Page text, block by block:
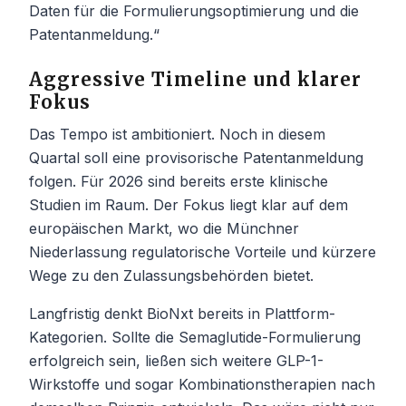
Daten für die Formulierungsoptimierung und die
Patentanmeldung.“
Aggressive Timeline und klarer
Fokus
Das Tempo ist ambitioniert. Noch in diesem
Quartal soll eine provisorische Patentanmeldung
folgen. Für 2026 sind bereits erste klinische
Studien im Raum. Der Fokus liegt klar auf dem
europäischen Markt, wo die Münchner
Niederlassung regulatorische Vorteile und kürzere
Wege zu den Zulassungsbehörden bietet.
Langfristig denkt BioNxt bereits in Plattform-
Kategorien. Sollte die Semaglutide-Formulierung
erfolgreich sein, ließen sich weitere GLP-1-
Wirkstoffe und sogar Kombinationstherapien nach